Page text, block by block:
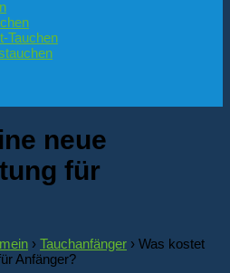
Tauchen
neue
für
› Tauchanfänger › Was kostet
Anfänger?